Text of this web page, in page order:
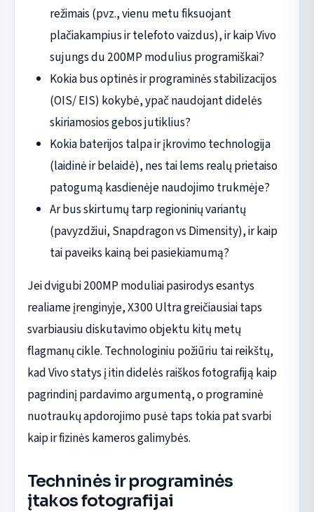
režimais (pvz., vienu metu fiksuojant
plačiakampius ir telefoto vaizdus), ir kaip Vivo
sujungs du 200MP modulius programiškai?
Kokia bus optinės ir programinės stabilizacijos
(OIS/ EIS) kokybė, ypač naudojant didelės
skiriamosios gebos jutiklius?
Kokia baterijos talpa ir įkrovimo technologija
(laidinė ir belaidė), nes tai lems realų prietaiso
patogumą kasdienėje naudojimo trukmėje?
Ar bus skirtumų tarp regioninių variantų
(pavyzdžiui, Snapdragon vs Dimensity), ir kaip
tai paveiks kainą bei pasiekiamumą?
Jei dvigubi 200MP moduliai pasirodys esantys
realiame įrenginyje, X300 Ultra greičiausiai taps
svarbiausiu diskutavimo objektu kitų metų
flagmanų cikle. Technologiniu požiūriu tai reikštų,
kad Vivo statys į itin didelės raiškos fotografiją kaip
pagrindinį pardavimo argumentą, o programinė
nuotraukų apdorojimo pusė taps tokia pat svarbi
kaip ir fizinės kameros galimybės.
Techninės ir programinės
įtakos fotografijai